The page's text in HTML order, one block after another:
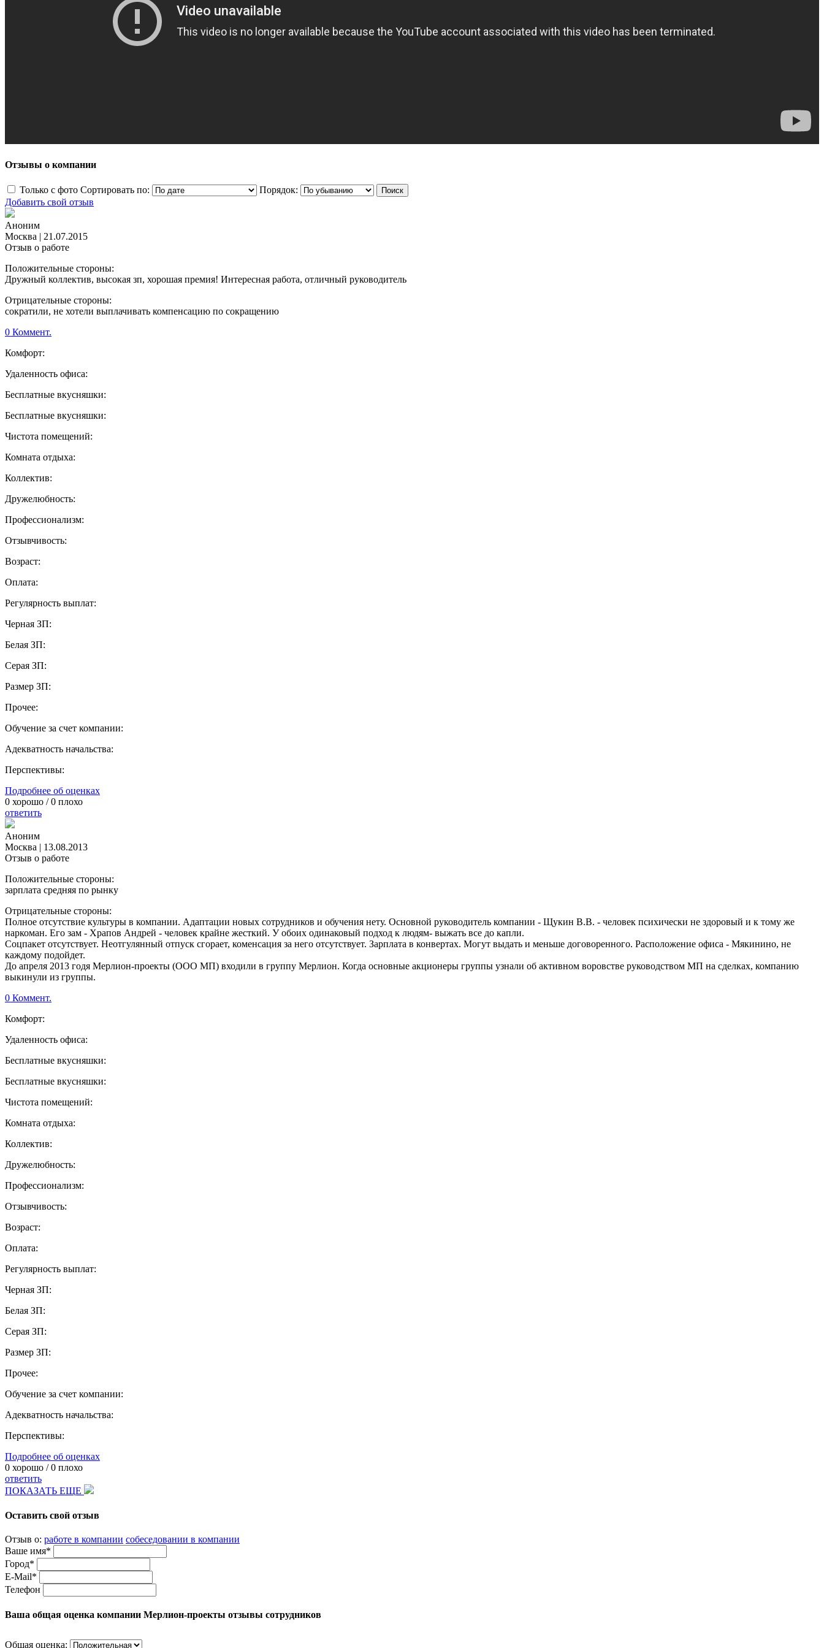
Отзывы о компании
Только с фото Сортировать по:
Порядок:
Добавить свой отзыв
Аноним
Москва | 21.07.2015
Отзыв о работе
Положительные стороны:
Дружный коллектив, высокая зп, хорошая премия! Интересная работа, отличный руководитель
Отрицательные стороны:
сократили, не хотели выплачивать компенсацию по сокращению
0 Коммент.
Комфорт:
Удаленность офиса:
Бесплатные вкусняшки:
Бесплатные вкусняшки:
Чистота помещений:
Комната отдыха:
Коллектив:
Дружелюбность:
Профессионализм:
Отзывчивость:
Возраст:
Оплата:
Регулярность выплат:
Черная ЗП:
Белая ЗП:
Серая ЗП:
Размер ЗП:
Прочее:
Обучение за счет компании:
Адекватность начальства:
Перспективы:
Подробнее об оценках
0 хорошо /0 плохо
ответить
Аноним
Москва | 13.08.2013
Отзыв о работе
Положительные стороны:
зарплата средняя по рынку
Отрицательные стороны:
Полное отсутствие культуры в компании. Адаптации новых сотрудников и обучения нету. Основной руководитель компании - Щукин В.В. - человек психически не здоровый и к тому же
наркоман. Его зам - Храпов Андрей - человек крайне жесткий. У обоих одинаковый подход к людям- выжать все до капли.
Соцпакет отсутствует. Неотгулянный отпуск сгорает, коменсация за него отсутствует. Зарплата в конвертах. Могут выдать и меньше договоренного. Расположение офиса - Мякинино, не
каждому подойдет.
До апреля 2013 годя Мерлион-проекты (ООО МП) входили в группу Мерлион. Когда основные акционеры группы узнали об активном воровстве руководством МП на сделках, компанию
выкинули из группы.
0 Коммент.
Комфорт:
Удаленность офиса:
Бесплатные вкусняшки:
Бесплатные вкусняшки:
Чистота помещений:
Комната отдыха:
Коллектив:
Дружелюбность:
Профессионализм:
Отзывчивость:
Возраст:
Оплата:
Регулярность выплат:
Черная ЗП:
Белая ЗП:
Серая ЗП:
Размер ЗП:
Прочее:
Обучение за счет компании:
Адекватность начальства:
Перспективы:
Подробнее об оценках
0 хорошо /0 плохо
ответить
ПОКАЗАТЬ ЕЩЕ
Оставить свой отзыв
Отзыв о: работе в компании собеседовании в компании
Ваше имя*
Город*
E-Mail*
Телефон
Ваша общая оценка компании Мерлион-проекты отзывы сотрудников
Общая оценка: